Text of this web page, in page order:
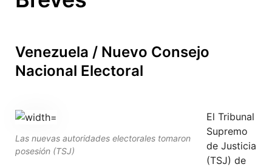
Venezuela / Nuevo Consejo
Nacional Electoral
Las nuevas autoridades electorales tomaron
posesión (TSJ)
El Tribunal
Supremo
de Justicia
(TSJ) de